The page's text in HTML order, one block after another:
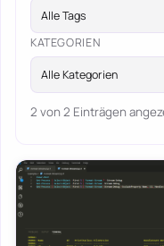
Alle Tags
KATEGORIEN
Alle Kategorien
2 von 2 Einträgen